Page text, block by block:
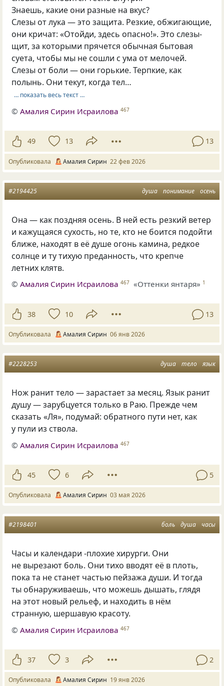
Знаешь, какие они разные на вкус?
Слезы от лука — это защита. Резкие, обжигающие,
они кричат: «Отойди, здесь опасно!». Это слезы-
щит, за которыми прячется обычная бытовая
суета, чтобы мы не сошли с ума от мелочей.
Слезы от боли — они горькие. Терпкие, как
полынь. Они текут, когда тел…
… показать весь текст …
©Амалия Сирин Исраилова 467
49 13 13
Опубликовала Амалия Сирин 22 фев 2026
душа понимание осень
#2194425
Она — как поздняя осень. В ней есть резкий ветер
и кажущаяся сухость, но те, кто не боится подойти
ближе, находят в её душе огонь камина, редкое
солнце и ту тихую преданность, что крепче
летних клятв.
©Амалия Сирин Исраилова 467 «Оттенки янтаря» 1
38 10 13
Опубликовала Амалия Сирин 06 янв 2026
душа тело язык
#2228253
Нож ранит тело — зарастает за месяц. Язык ранит
душу — зарубцуется только в Раю. Прежде чем
сказать «Ля», подумай: обратного пути нет, как
у пули из ствола.
©Амалия Сирин Исраилова 467
45 6 5
Опубликовала Амалия Сирин 03 мая 2026
боль душа часы
#2198401
Часы и календари -плохие хирурги. Они
не вырезают боль. Они тихо вводят её в плоть,
пока та не станет частью пейзажа души. И тогда
ты обнаруживаешь, что можешь дышать, глядя
на этот новый рельеф, и находить в нём
странную, шершавую красоту.
©Амалия Сирин Исраилова 467
37 3 2
Опубликовала Амалия Сирин 19 янв 2026